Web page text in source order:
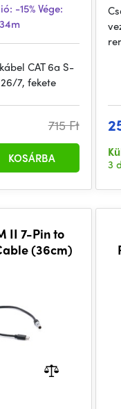
-15%Vége:
CAT 6a S-
26/7, fekete
715 Ft
KOSÁRBA
3
II 7-Pin to
(36cm)